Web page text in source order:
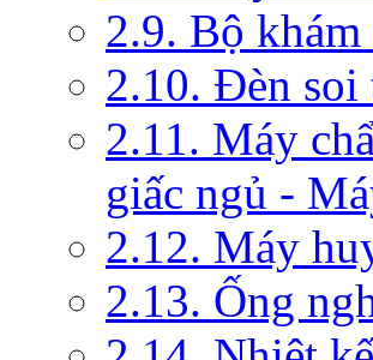
2.9. Bộ khám
2.10. Đèn soi
2.11. Máy
giấc ngủ -
2.12. Máy
2.13. Ống